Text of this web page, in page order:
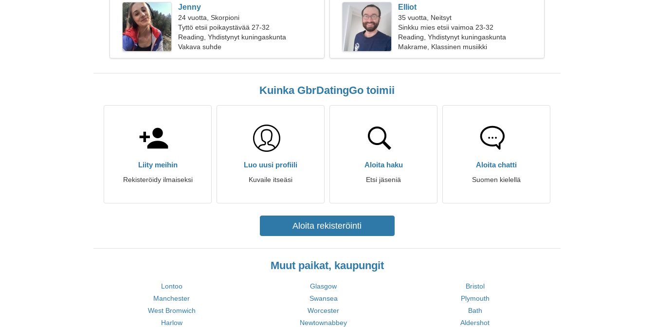
Jenny
24 vuotta, Skorpioni
Tyttö etsii poikaystävää 27-32
Reading, Yhdistynyt kuningaskunta
Vakava suhde
Elliot
35 vuotta, Neitsyt
Sinkku mies etsii vaimoa 23-32
Reading, Yhdistynyt kuningaskunta
Makrame, Klassinen musiikki
Kuinka GbrDatingGo toimii
Liity meihin
Rekisteröidy ilmaiseksi
Luo uusi profiili
Kuvaile itseäsi
Aloita haku
Etsi jäseniä
Aloita chatti
Suomen kielellä
Aloita rekisteröinti
Muut paikat, kaupungit
Lontoo Glasgow
Bristol
Manchester
Swansea
Plymouth
West Bromwich
Worcester
Bath
Harlow
Newtownabbey Aldershot